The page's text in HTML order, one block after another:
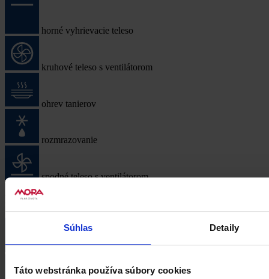
Súhlas Detaily
Táto webstránka používa súbory cookies
horné vyhrievacie teleso
kruhové teleso s ventilátorom
ohrev tanierov
rozmrazovanie
spodné teleso s ventilátorom
Další funkce
tlmené zatváranie dvierok